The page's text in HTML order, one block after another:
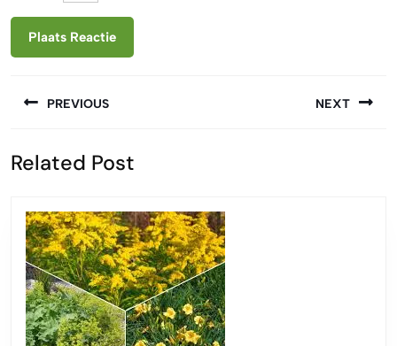
PREVIOUS
bericht:
NEXT
Related Post